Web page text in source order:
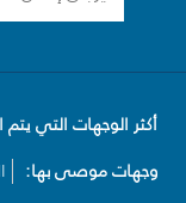
أكثر الوجهات التي يتم
وجهات موصى بها: